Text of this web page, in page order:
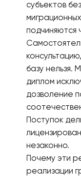
субъектов
подчиняются
базу нельзя.
диплом
дозволение
Поступок
незаконно.
Почему эти
реализации